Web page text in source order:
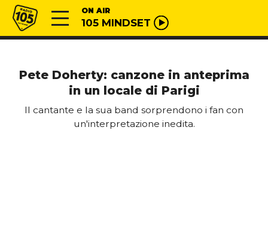
Vai al contenuto
Radio 105 ON AIR
105 MINDSET
Pete Doherty: canzone in anteprima
in un locale di Parigi
Il cantante e la sua band sorprendono i fan con
un'interpretazione inedita.